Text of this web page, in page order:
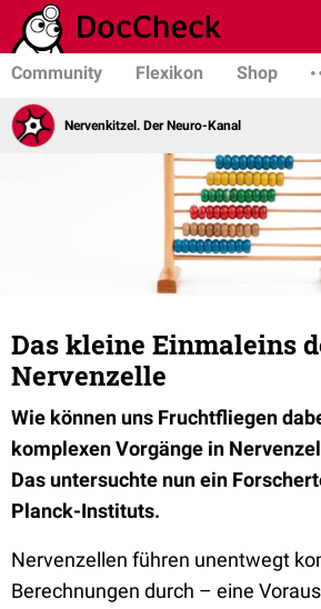
Community Flexikon Shop
Nervenkitzel. Der Neuro-Kanal
Das kleine Einmaleins
Nervenzelle
Wie können uns Fruchtfliegen
komplexen Vorgänge in
Das untersuchte nun ein
Planck-Instituts.
Nervenzellen führen unentwegt
Berechnungen durch – eine